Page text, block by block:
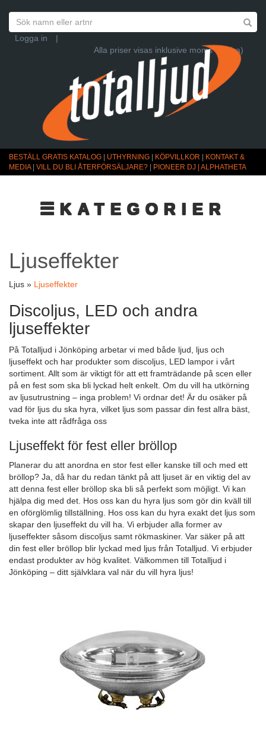
Logga in
|
Alla priser visas inklusive moms (Ändra)
BESTÄLL GRATIS KATALOG UTHYRNING KÖPVILLKOR
KONTAKT &
MEDIA| VILL DU BLI ÅTERFÖRSÄLJARE? PIONEER DJ | ALPHATHETA
☰KATEGORIER
Ljuseffekter
Ljus » Ljuseffekter
Discoljus, LED och andra
ljuseffekter
På Totalljud i Jönköping arbetar vi med både ljud, ljus och
ljuseffekt och har produkter som discoljus, LED lampor i vårt
sortiment. Allt som är viktigt för att ett framträdande på scen eller
på en fest som ska bli lyckad helt enkelt. Om du vill ha utkörning
av ljusutrustning – inga problem! Vi ordnar det! Är du osäker på
vad för ljus du ska hyra, vilket ljus som passar din fest allra bäst,
tveka inte att rådfråga oss
Ljuseffekt för fest eller bröllop
Planerar du att anordna en stor fest eller kanske till och med ett
bröllop? Ja, då har du redan tänkt på att ljuset är en viktig del av
att denna fest eller bröllop ska bli så perfekt som möjligt. Vi kan
hjälpa dig med det. Hos oss kan du hyra ljus som gör din kväll till
en oförglömlig tillställning. Hos oss kan du hyra exakt det ljus som
skapar den ljuseffekt du vill ha. Vi erbjuder alla former av
ljuseffekter såsom discoljus samt rökmaskiner. Var säker på att
din fest eller bröllop blir lyckad med ljus från Totalljud. Vi erbjuder
endast produkter av hög kvalitet. Välkommen till Totalljud i
Jönköping – ditt självklara val när du vill hyra ljus!